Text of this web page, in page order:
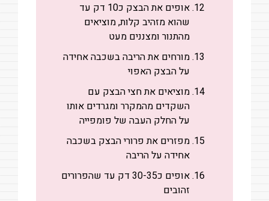
אופים את הבצק כ10 דק עד
שהוא מזהיב קלות, מוציאים
מהתנור ומצננים מעט
מורחים את הריבה בשכבה אחידה
על הבצק האפוי
מוציאים את חצי הבצק עם
השקדים מהמקרר ומגרדים אותו
על החלק העבה של פומפייה
מפזרים את פרורי הבצק בשכבה
אחידה על הריבה
אופים כ30-35 דק עד שהפרורים
זהובים